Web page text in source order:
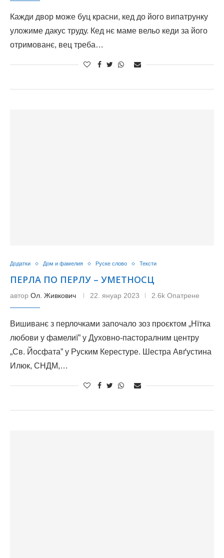
Кажди двор може буц красни, кед до його випатрунку
уложиме дакус труду. Кед нє маме вельо кеди за його
отримованє, вец треба…
Додатки Дом и фамелия Руске слово Тексти
ПЕРЛА ПО ПЕРЛУ – УМЕТНОСЦ
автор Ол. Живкович 22. януар 2023 2.6k Опатрене
Вишиванє з перлочками започало зоз проєктом „Нїтка
любови у фамелиї” у Духовно-пасторалним центру
„Св. Йосфата” у Руским Керестуре. Шестра Авґустина
Илюк, СНДМ,…